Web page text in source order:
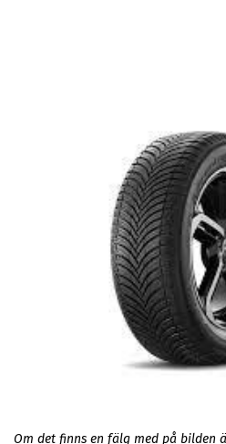
Om det finns en fälg med på bilden